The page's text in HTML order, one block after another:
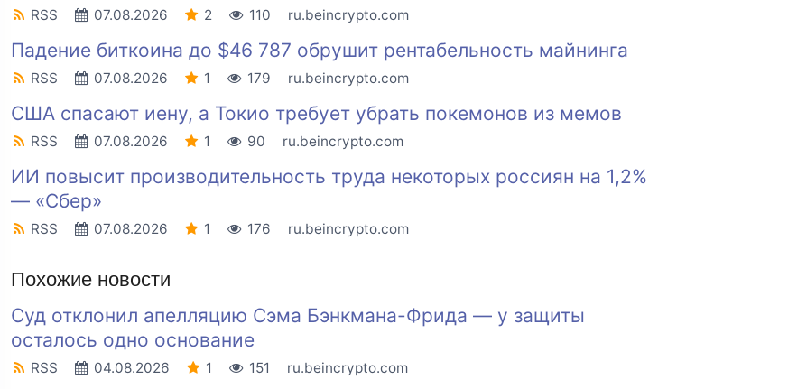
RSS 07.08.2026 2 110 ru.beincrypto.com
Падение биткоина до $46 787 обрушит рентабельность майнинга
RSS 07.08.2026 1 179 ru.beincrypto.com
США спасают иену, а Токио требует убрать покемонов из мемов
RSS 07.08.2026 1 90 ru.beincrypto.com
ИИ повысит производительность труда некоторых россиян на 1,2%
— «Сбер»
RSS 07.08.2026 1 176 ru.beincrypto.com
Похожие новости
Суд отклонил апелляцию Сэма Бэнкмана-Фрида — у защиты
осталось одно основание
RSS 04.08.2026 1 151 ru.beincrypto.com